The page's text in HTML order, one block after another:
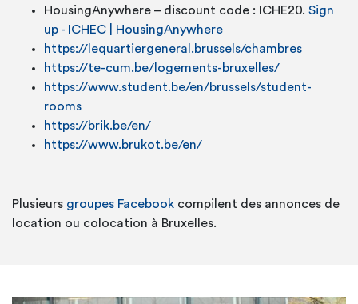
HousingAnywhere – discount code : ICHE20. Sign
up - ICHEC | HousingAnywhere
https://lequartiergeneral.brussels/chambres
https://te-cum.be/logements-bruxelles/
https://www.student.be/en/brussels/student-
rooms
https://brik.be/en/
https://www.brukot.be/en/
Plusieurs groupes Facebook compilent des annonces de
location ou colocation à Bruxelles.